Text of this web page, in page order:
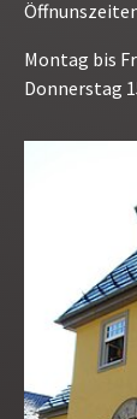
Montag bis
Donnerstag